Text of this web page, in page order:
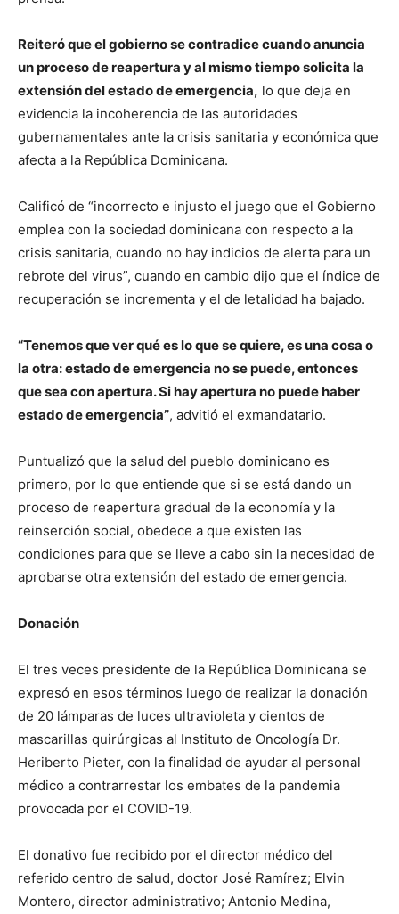
Reiteró que el gobierno se contradice cuando anuncia
un proceso de reapertura y al mismo tiempo solicita la
extensión del estado de emergencia, lo que deja en
evidencia la incoherencia de las autoridades
gubernamentales ante la crisis sanitaria y económica que
afecta a la República Dominicana.
Calificó de “incorrecto e injusto el juego que el Gobierno
emplea con la sociedad dominicana con respecto a la
crisis sanitaria, cuando no hay indicios de alerta para un
rebrote del virus”, cuando en cambio dijo que el índice de
recuperación se incrementa y el de letalidad ha bajado.
“Tenemos que ver qué es lo que se quiere, es una cosa o
la otra: estado de emergencia no se puede, entonces
que sea con apertura. Si hay apertura no puede haber
estado de emergencia”, advitió el exmandatario.
Puntualizó que la salud del pueblo dominicano es
primero, por lo que entiende que si se está dando un
proceso de reapertura gradual de la economía y la
reinserción social, obedece a que existen las
condiciones para que se lleve a cabo sin la necesidad de
aprobarse otra extensión del estado de emergencia.
Donación
El tres veces presidente de la República Dominicana se
expresó en esos términos luego de realizar la donación
de 20 lámparas de luces ultravioleta y cientos de
mascarillas quirúrgicas al Instituto de Oncología Dr.
Heriberto Pieter, con la finalidad de ayudar al personal
médico a contrarrestar los embates de la pandemia
provocada por el COVID-19.
El donativo fue recibido por el director médico del
referido centro de salud, doctor José Ramírez; Elvin
Montero, director administrativo; Antonio Medina,